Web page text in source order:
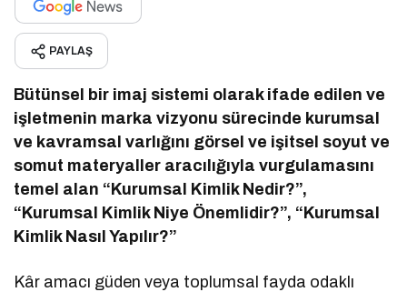
PAYLAŞ
Bütünsel bir imaj sistemi olarak ifade edilen ve
işletmenin marka vizyonu sürecinde kurumsal
ve kavramsal varlığını görsel ve işitsel soyut ve
somut materyaller aracılığıyla vurgulamasını
temel alan “Kurumsal Kimlik Nedir?”,
“Kurumsal Kimlik Niye Önemlidir?”, “Kurumsal
Kimlik Nasıl Yapılır?”
Kâr amacı güden veya toplumsal fayda odaklı